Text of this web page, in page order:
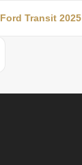
Ford Transit 2025